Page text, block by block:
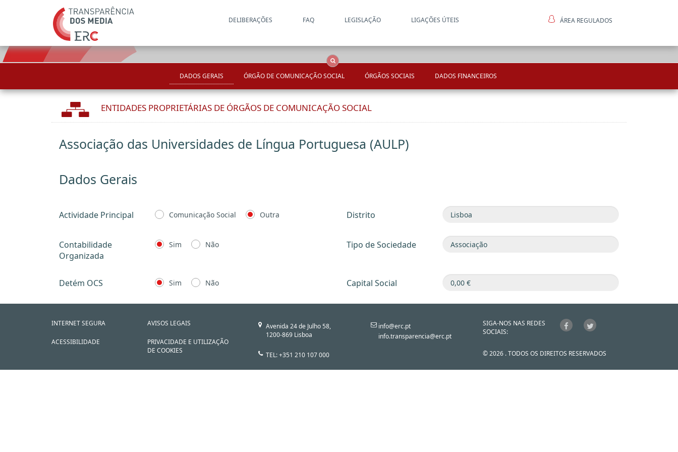
DELIBERAÇÕES FAQ LEGISLAÇÃO LIGAÇÕES ÚTEIS ÁREA REGULADOS
DADOS GERAIS ÓRGÃO DE COMUNICAÇÃO SOCIAL ÓRGÃOS SOCIAIS DADOS FINANCEIROS
ENTIDADES PROPRIETÁRIAS DE ÓRGÃOS DE COMUNICAÇÃO SOCIAL
Associação das Universidades de Língua Portuguesa (AULP)
Dados Gerais
Actividade Principal Comunicação Social Outra Distrito
Contabilidade
Organizada
Sim Não Tipo de Sociedade
Detém OCS Sim Não Capital Social
INTERNET SEGURA
ACESSIBILIDADE
AVISOS LEGAIS
PRIVACIDADE E UTILIZAÇÃO
DE COOKIES
Avenida 24 de Julho 58,
1200-869 Lisboa
TEL: +351 210 107 000
info@erc.pt
info.transparencia@erc.pt
SIGA-NOS NAS REDES
SOCIAIS:
© 2026 . TODOS OS DIREITOS RESERVADOS